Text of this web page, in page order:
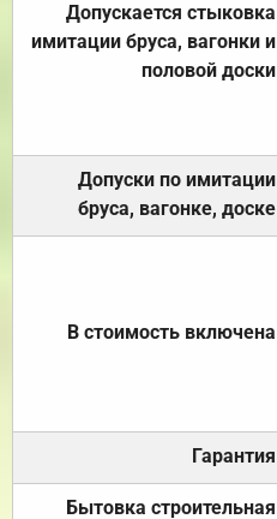
Допускается стыковка
имитации бруса, вагонки и
половой доски
Допуски по имитации
бруса, вагонке, доске
В стоимость включена
Гарантия
Бытовка строительная